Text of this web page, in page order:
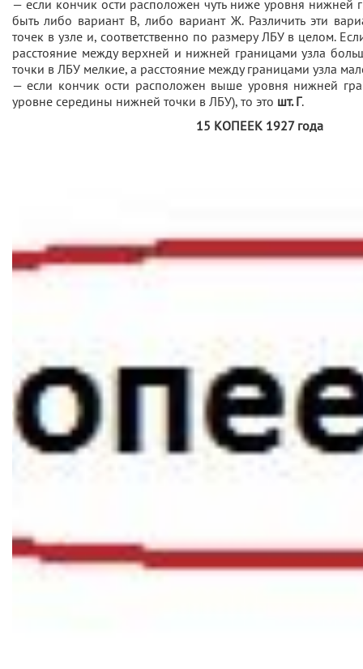
— если кончик ости расположен чуть ниже уровня нижней
быть либо вариант В, либо вариант Ж. Различить эти
точек в узле и, соответственно по размеру ЛБУ в целом.
расстояние между верхней и нижней границами узла
точки в ЛБУ мелкие, а расстояние между границами узла
— если кончик ости расположен выше уровня нижней
уровне середины нижней точки в ЛБУ), то это шт. Г.
15 КОПЕЕК 1927 года